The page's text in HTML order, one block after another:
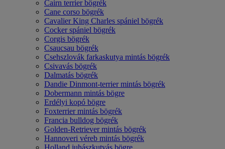
Cairn terrier bögrék
Cane corso bögrék
Cavalier King Charles spániel bögrék
Cocker spániel bögrék
Corgis bögrék
Csaucsau bögrék
Csehszlovák farkaskutya mintás bögrék
Csivavás bögrék
Dalmatás bögrék
Dandie Dinmont-terrier mintás bögrék
Dobermann mintás bögre
Erdélyi kopó bögre
Foxterrier mintás bögrék
Francia bulldog bögrék
Golden-Retriever mintás bögrék
Hannoveri véreb mintás bögrék
Holland juhászkutyás bögre